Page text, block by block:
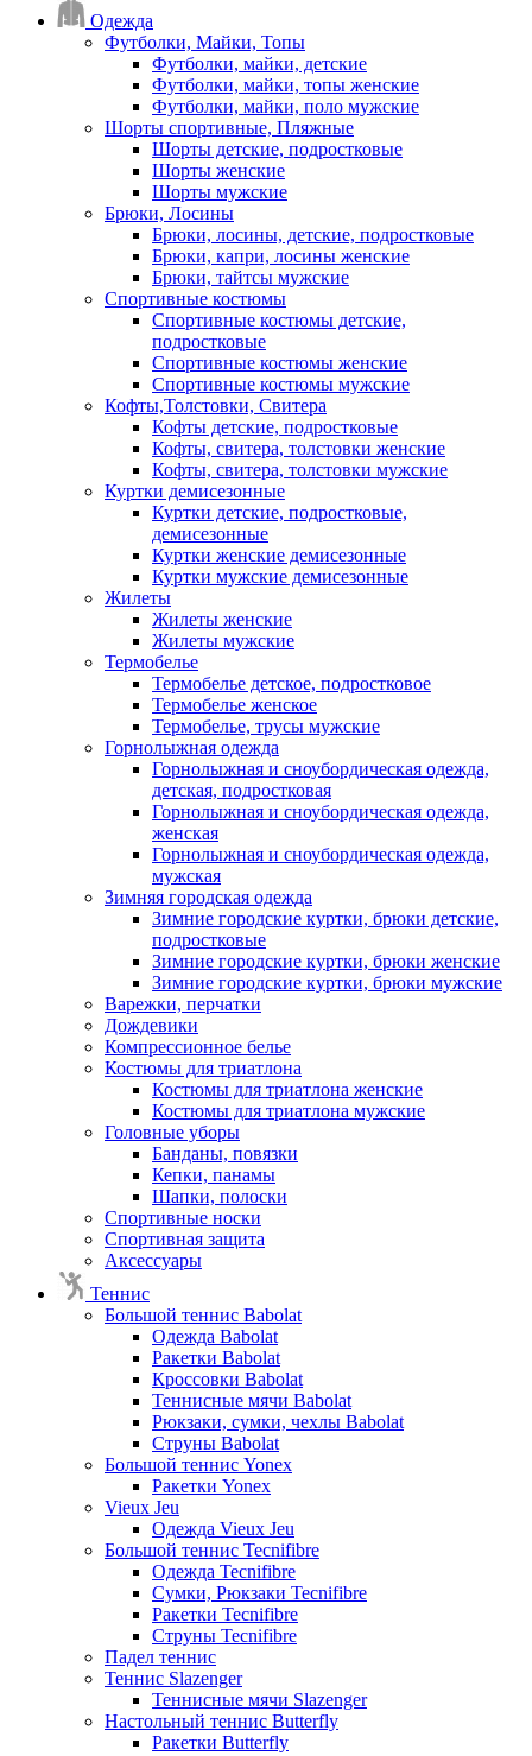
Одежда
Футболки, Майки, Топы
Футболки, майки, детские
Футболки, майки, топы женские
Футболки, майки, поло мужские
Шорты спортивные, Пляжные
Шорты детские, подростковые
Шорты женские
Шорты мужские
Брюки, Лосины
Брюки, лосины, детские, подростковые
Брюки, капри, лосины женские
Брюки, тайтсы мужские
Спортивные костюмы
Спортивные костюмы детские,
подростковые
Спортивные костюмы женские
Спортивные костюмы мужские
Кофты,Толстовки, Свитера
Кофты детские, подростковые
Кофты, свитера, толстовки женские
Кофты, свитера, толстовки мужские
Куртки демисезонные
Куртки детские, подростковые,
демисезонные
Куртки женские демисезонные
Куртки мужские демисезонные
Жилеты
Жилеты женские
Жилеты мужские
Термобелье
Термобелье детское, подростковое
Термобелье женское
Термобелье, трусы мужские
Горнолыжная одежда
Горнолыжная и сноубордическая одежда,
детская, подростковая
Горнолыжная и сноубордическая одежда,
женская
Горнолыжная и сноубордическая одежда,
мужская
Зимняя городская одежда
Зимние городские куртки, брюки детские,
подростковые
Зимние городские куртки, брюки женские
Зимние городские куртки, брюки мужские
Варежки, перчатки
Дождевики
Компрессионное белье
Костюмы для триатлона
Костюмы для триатлона женские
Костюмы для триатлона мужские
Головные уборы
Банданы, повязки
Кепки, панамы
Шапки, полоски
Спортивные носки
Спортивная защита
Аксессуары
Теннис
Большой теннис Babolat
Одежда Babolat
Ракетки Babolat
Кроссовки Babolat
Теннисные мячи Babolat
Рюкзаки, сумки, чехлы Babolat
Струны Babolat
Большой теннис Yonex
Ракетки Yonex
Vieux Jeu
Одежда Vieux Jeu
Большой теннис Tecnifibre
Одежда Tecnifibre
Сумки, Рюкзаки Tecnifibre
Ракетки Tecnifibre
Струны Tecnifibre
Падел теннис
Теннис Slazenger
Теннисные мячи Slazenger
Настольный теннис Butterfly
Ракетки Butterfly